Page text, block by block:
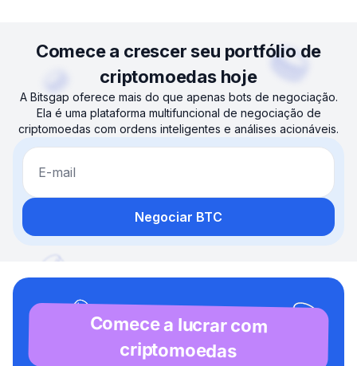
Comece a crescer seu portfólio de
criptomoedas hoje
A Bitsgap oferece mais do que apenas bots de negociação.
Ela é uma plataforma multifuncional de negociação de
criptomoedas com ordens inteligentes e análises acionáveis.
E-mail
Negociar BTC
Comece a lucrar com
criptomoedas